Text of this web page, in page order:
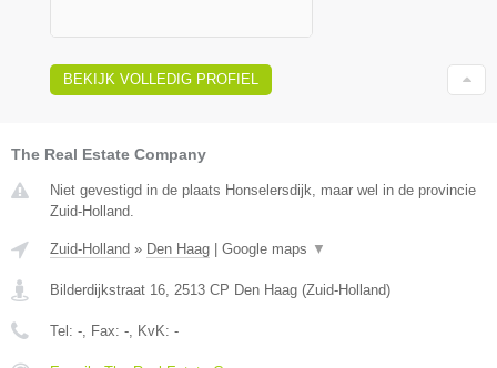
BEKIJK VOLLEDIG PROFIEL
The Real Estate Company
Niet gevestigd in de plaats Honselersdijk, maar wel in de provincie
Zuid-Holland.
Zuid-Holland » Den Haag | Google maps ▼
Bilderdijkstraat 16 2513 CP Den Haag (Zuid-Holland)
Tel: - , Fax: - , KvK: -